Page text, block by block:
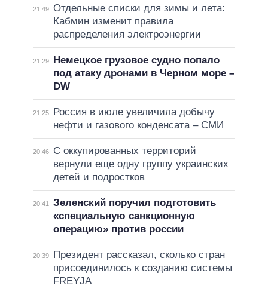
21:49 Отдельные списки для зимы и лета:
Кабмин изменит правила
распределения электроэнергии
21:29
Немецкое грузовое судно попало
под атаку дронами в Черном море –
DW
21:25
Россия в июле увеличила добычу
нефти и газового конденсата – СМИ
20:46
С оккупированных территорий
вернули еще одну группу украинских
детей и подростков
20:41
Зеленский поручил подготовить
«специальную санкционную
операцию» против россии
20:39
Президент рассказал, сколько стран
присоединилось к созданию системы
FREYJA